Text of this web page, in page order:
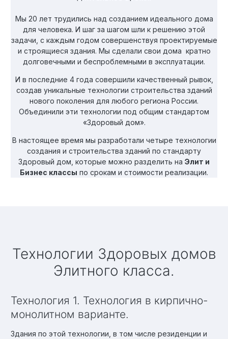
Мы 20 лет трудились над созданием идеального дома
для человека. И шаг за шагом шли к решению этой
задачи, с каждым годом совершенствуя проектируемые
и строящиеся здания. Мы сделали свои дома кратно
долговечными и беспроблемными в эксплуатации.
И в последние 4 года совершили качественный рывок,
создав уникальные технологии строительства зданий
нового поколения для любого региона России.
Объединили эти технологии под общим стандартом
«Здоровый дом».
В настоящее время мы разработали четыре технологии
создания и строительства зданий по стандарту
Здоровый дом, которые можно разделить на Элит и
Бизнес классы по срокам и стоимости реализации.
Технологии Здоровых домов
Элитного класса.
Технология 1. Технология в кирпично-
монолитном варианте.
Здания по этой технологии, в том числе резиденции и